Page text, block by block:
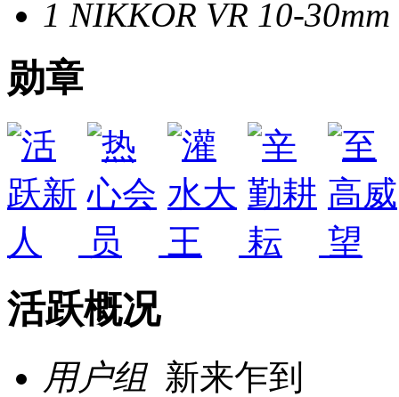
1 NIKKOR VR 10-
勋章
活跃概况
用户组 新来乍到